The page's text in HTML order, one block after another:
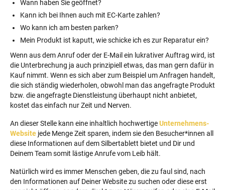
Wann haben Sie geöffnet?
Kann ich bei Ihnen auch mit EC-Karte zahlen?
Wo kann ich am besten parken?
Mein Produkt ist kaputt, wie schicke ich es zur Reparatur ein?
Wenn aus dem Anruf oder der E-Mail ein lukrativer Auftrag wird, ist
die Unterbrechung ja auch prinzipiell etwas, das man gern dafür in
Kauf nimmt. Wenn es sich aber zum Beispiel um Anfragen handelt,
die sich ständig wiederholen, obwohl man das angefragte Produkt
bzw. die angefragte Dienstleistung überhaupt nicht anbietet,
kostet das einfach nur Zeit und Nerven.
An dieser Stelle kann eine inhaltlich hochwertigeUnternehmens-
Website jede Menge Zeit sparen, indem sie den Besucher*innen all
diese Informationen auf dem Silbertablett bietet und Dir und
Deinem Team somit lästige Anrufe vom Leib hält.
Natürlich wird es immer Menschen geben, die zu faul sind, nach
den Informationen auf Deiner Website zu suchen oder diese erst